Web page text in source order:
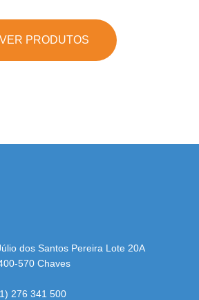
VER PRODUTOS
dos Santos Pereira Lote 20A
570 Chaves
276 341 500